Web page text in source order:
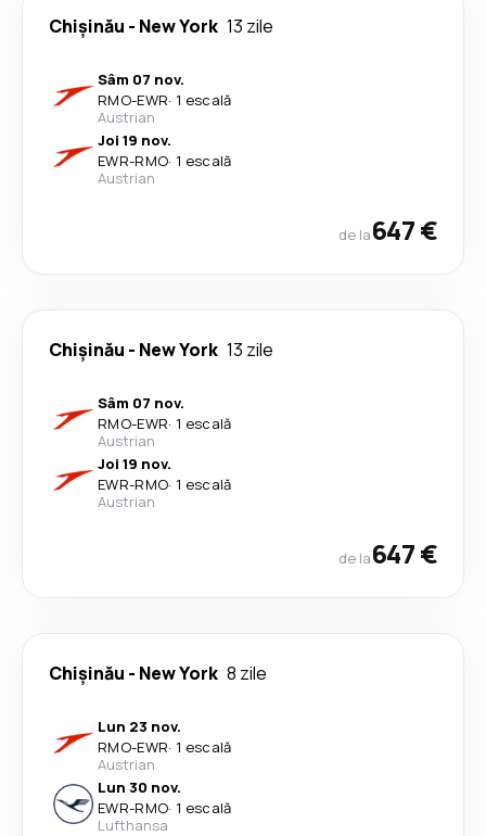
Chişinău - New York 13 zile
Sâm 07 nov.
RMO-EWR· 1 escală
Austrian
Joi 19 nov.
EWR-RMO· 1 escală
Austrian
de la647 €
Chişinău - New York 13 zile
Sâm 07 nov.
RMO-EWR· 1 escală
Austrian
Joi 19 nov.
EWR-RMO· 1 escală
Austrian
de la647 €
Chişinău - New York 8 zile
Lun 23 nov.
RMO-EWR· 1 escală
Austrian
Lun 30 nov.
EWR-RMO· 1 escală
Lufthansa